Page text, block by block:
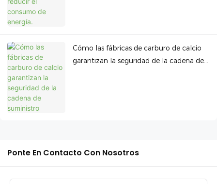
Cómo las fábricas de carburo de calcio
garantizan la seguridad de la cadena de
Ponte En Contacto Con Nosotros